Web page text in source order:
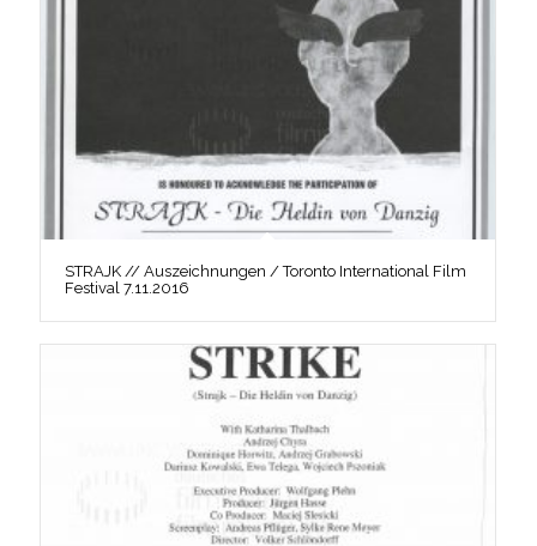
STRAJK // Auszeichnungen / Toronto International Film
Festival 7.11.2016